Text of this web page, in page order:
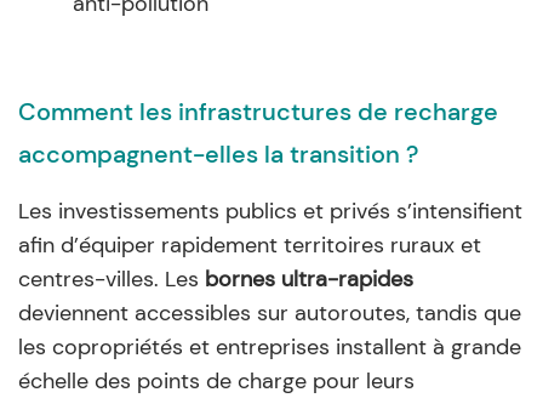
Comment les infrastructures de recharge
accompagnent-elles la transition ?
Les investissements publics et privés s’intensifient
afin d’équiper rapidement territoires ruraux et
centres-villes. Les bornes ultra-rapides
deviennent accessibles sur autoroutes, tandis que
les copropriétés et entreprises installent à grande
échelle des points de charge pour leurs